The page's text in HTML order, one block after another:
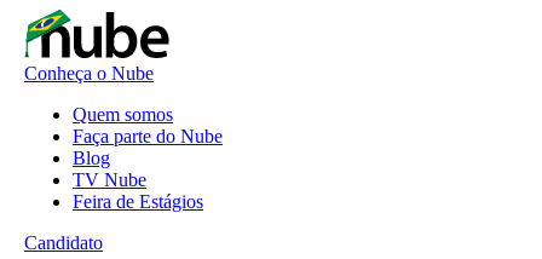
Conheça o Nube
Quem somos
Faça parte do Nube
Blog
TV Nube
Feira de Estágios
Candidato